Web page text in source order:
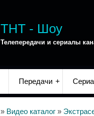
ТНТ - Шоу
Телепередачи и сериалы
Передачи
» Видео каталог »